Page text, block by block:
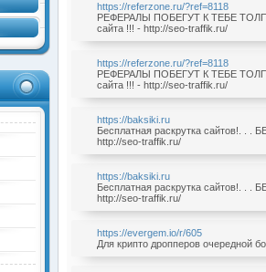
https://referzone.ru/?ref=8118
РЕФЕРАЛЫ ПОБЕГУТ К ТЕБЕ
сайта !!! - http://seo-traffik.ru/
https://referzone.ru/?ref=8118
РЕФЕРАЛЫ ПОБЕГУТ К ТЕБЕ
сайта !!! - http://seo-traffik.ru/
https://baksiki.ru
Бесплатная раскрутка сайтов!. .
http://seo-traffik.ru/
https://baksiki.ru
Бесплатная раскрутка сайтов!. .
http://seo-traffik.ru/
https://evergem.io/r/605
Для крипто дропперов очередной